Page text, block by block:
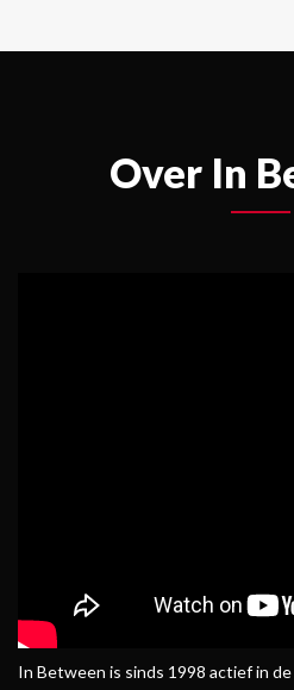
Over In
In Between is sinds 1998 actief in